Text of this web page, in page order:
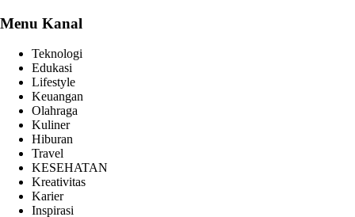
Menu Kanal
Teknologi
Edukasi
Lifestyle
Keuangan
Olahraga
Kuliner
Hiburan
Travel
KESEHATAN
Kreativitas
Karier
Inspirasi